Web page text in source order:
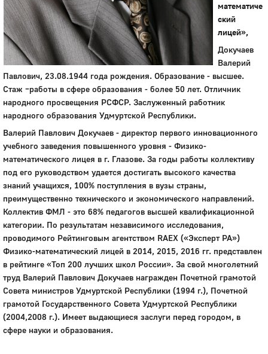
математиче
ский
лицей»,
Докучаев
Валерий
Павлович, 23.08.1944 года рождения. Образование - высшее.
Стаж –работы в сфере образования - более 50 лет. Отличник
народного просвещения РСФСР. Заслуженный работник
народного образования Удмуртской Республики.
Валерий Павлович Докучаев - директор первого инновационного
учебного заведения повышенного уровня - Физико-
математического лицея в г. Глазове. За годы работы коллективу
под его руководством удается достигать высокого качества
знаний учащихся, 100% поступления в вузы страны,
преимущественно технического и экономического направлений.
Коллектив ФМЛ - это 68% педагогов высшей квалификационной
категории. По результатам независимого исследования,
проводимого Рейтинговым агентством RAEX («Эксперт РА»)
Физико-математический лицей в 2014, 2015, 2016 гг. представлен
в рейтинге «Топ 200 лучших школ России». За свой многолетний
труд Валерий Павлович Докучаев награжден Почетной грамотой
Совета министров Удмуртской Республики (1994 г.), Почетной
грамотой Государственного Совета Удмуртской Республики
(2004,2008 г.). Имеет выдающиеся заслуги перед городом, в
сфере науки и образования.